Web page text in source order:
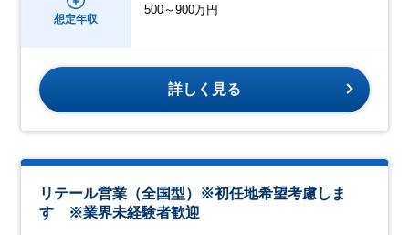
想定年収
500～900万円
詳しく見る
リテール営業（全国型）※初任地希望考慮しま
す ※業界未経験者歓迎